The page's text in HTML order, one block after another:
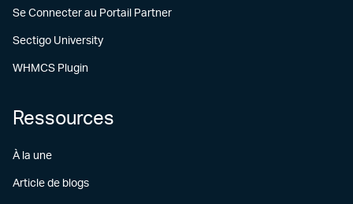
Se Connecter au Portail Partner
Sectigo University
WHMCS Plugin
Ressources
À la une
Article de blogs